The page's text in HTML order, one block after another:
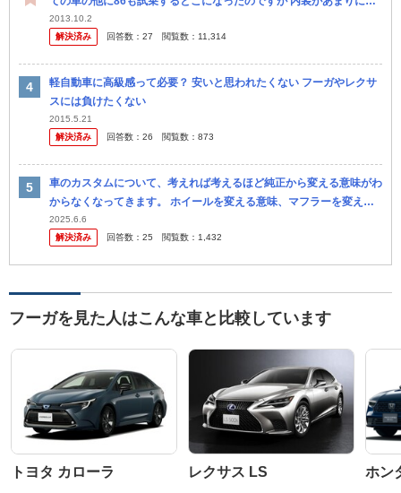
しょぼくてびっくりしました。 一応なんだかんだで350万くらい...
2013.10.2
解決済み
回答数： 27 閲覧数： 11,314
軽自動車に高級感って必要？ 安いと思われたくない フーガやレクサ
スには負けたくない
2015.5.21
解決済み
回答数： 26 閲覧数： 873
車のカスタムについて、考えれば考えるほど純正から変える意味がわ
からなくなってきます。 ホイールを変える意味、マフラーを変える
意味について教えてください。 また車高については、空力しか考え
ないなら...
2025.6.6
解決済み
回答数： 25 閲覧数： 1,432
フーガを見た人はこんな車と比較しています
トヨタ カローラ レクサス LS ホン